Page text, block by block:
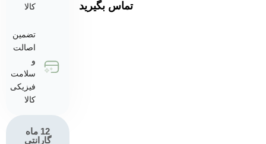
آسیاب داخلی با
تماس بگیرید
کالا
تضمین
اصالت
و
سلامت
فیزیکی
کالا
12 ماه
گارانتی